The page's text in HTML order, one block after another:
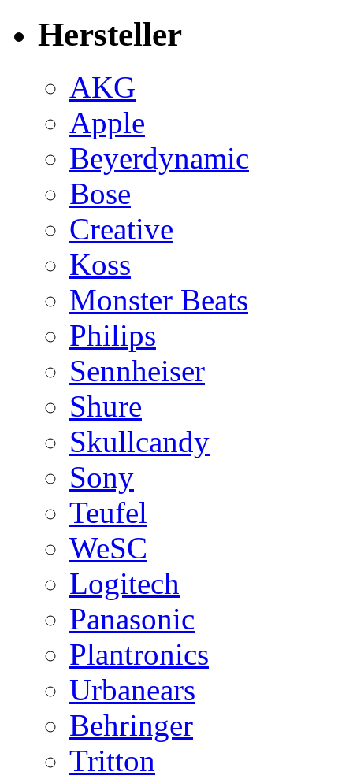
Hersteller
AKG
Apple
Beyerdynamic
Bose
Creative
Koss
Monster Beats
Philips
Sennheiser
Shure
Skullcandy
Sony
Teufel
WeSC
Logitech
Panasonic
Plantronics
Urbanears
Behringer
Tritton